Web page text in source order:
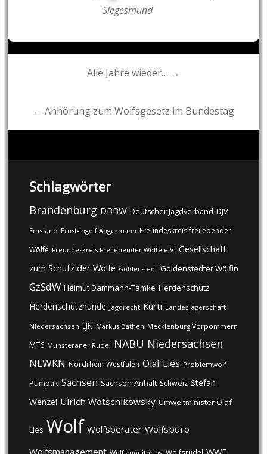
Siegesmund
Alle Jahre wieder… →
← Anhörung zum Wolfsgesetz im Bundestag
Schlagwörter
Brandenburg DBBW Deutscher Jagdverband DJV
Emsland Ernst-Ingolf Angermann Freundeskreis freilebender
Wölfe Freundeskreis Freilebender Wölfe e.V. Gesellschaft
zum Schutz der Wölfe Goldenstedt Goldenstedter Wölfin
GzSdW Helmut Dammann-Tamke Herdenschutz
Herdenschutzhunde Jagdrecht Kurti Landesjägerschaft
Niedersachsen LJN Markus Bathen Mecklenburg Vorpommern
MT6 Munsteraner Rudel NABU Niedersachsen
NLWKN Nordrhein-Westfalen Olaf Lies Problemwolf
Pumpak Sachsen Sachsen-Anhalt Schweiz Stefan
Wenzel Ulrich Wotschikowsky Umweltminister Olaf
Lies Wolf Wolfsberater Wolfsbüro